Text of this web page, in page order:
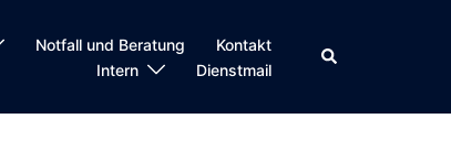
Notfall und Beratung
Kontakt
Intern
Dienstmail